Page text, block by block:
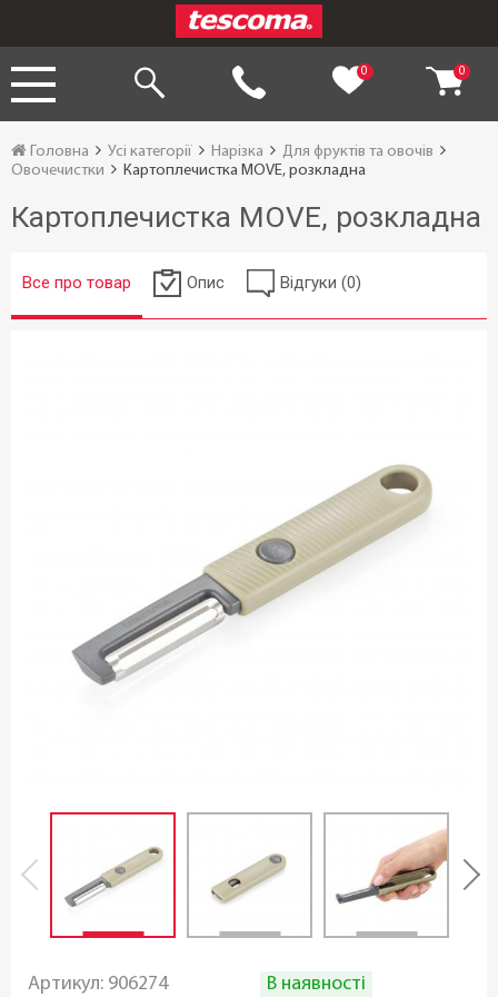
0 0
Головна Усі категорії Нарізка
Для фруктів та овочів
Овочечистки
Картоплечистка MOVE, розкладна
Картоплечистка MOVE, розкладна
Все про товар Опис Відгуки (0)
Артикул: 906274 В наявності